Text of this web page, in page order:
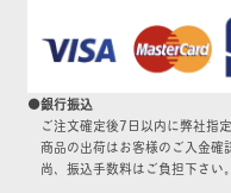
●銀行振込
ご注文確定後7日以内に弊社指
商品の出荷はお客様のご入金確
尚、振込手数料はご負担下さい。